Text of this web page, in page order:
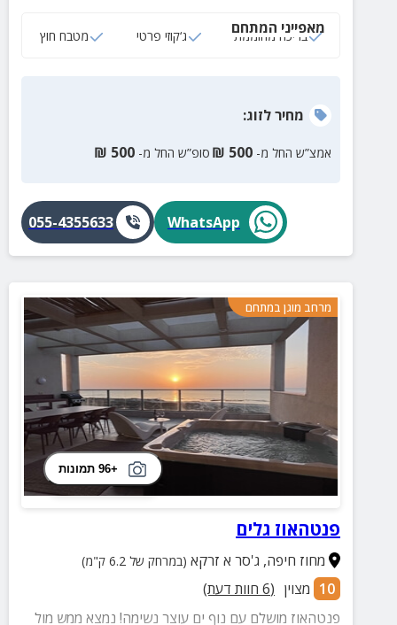
פינות ישיבה, מטבח חוץ, פינת BBQ ועוד!
מאפייני המתחם
בריכה מחוממת ג‘קוזי פרטי מטבח חוץ
מחירלזוג:
אמצ”ש החל מ- 500
₪ סופ”ש החל מ- 500
₪
WhatsApp
055-4355633
מרחב מוגן במתחם
+96 תמונות
פנטהאוז גלים
מחוז חיפה, ג'סר א זרקא (במרחק של 6.2 ק"מ)
10 מצוין (
6 חוות דעת)
פנטהאוז מושלם עם נוף ים עוצר נשימה! נמצא ממש מול